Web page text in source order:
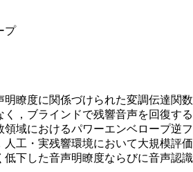
プ
明瞭度に関係づけられた変調伝達関
く，ブラインドで残響音声を回復す
領域におけるパワーエンベロープ逆
人工・実残響環境において大規模評
低下した音声明瞭度ならびに音声認